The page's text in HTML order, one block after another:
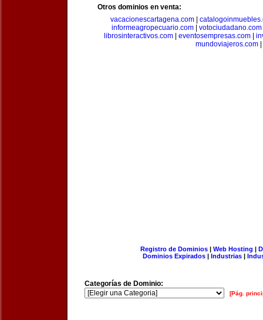
Otros dominios en venta:
vacacionescartagena.com
informeagropecuario.com| votociudadano.com
librosinteractivos.com| eventosempresas.com|
mundoviajeros.com|
Registro de Dominios| Web Hosting |
Dominios Expirados | Industrias |
Categorías de Dominio:
[Pág.